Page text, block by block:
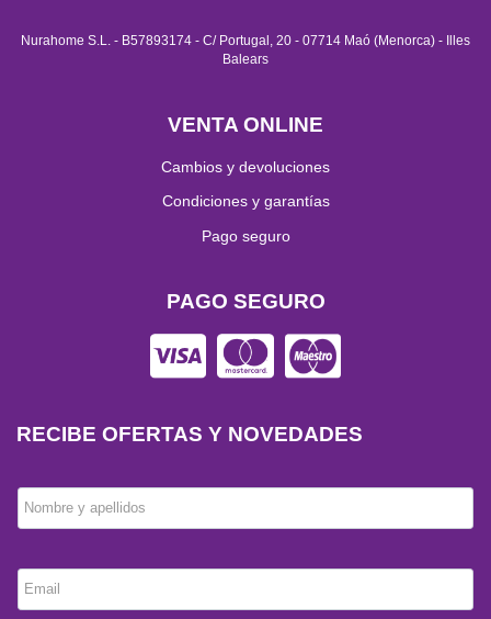
Nurahome S.L. - B57893174 - C/ Portugal, 20 - 07714 Maó (Menorca) - Illes
Balears
VENTA ONLINE
Cambios y devoluciones
Condiciones y garantías
Pago seguro
PAGO SEGURO
RECIBE OFERTAS Y NOVEDADES
Nombre y apellidos
Email